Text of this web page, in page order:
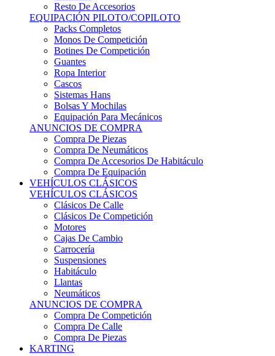
EQUIPACIÓN PILOTO/COPILOTO
Packs Completos
Monos De Competición
Botines De Competición
Guantes
Ropa Interior
Cascos
Sistemas Hans
Bolsas Y Mochilas
Equipación Para Mecánicos
ANUNCIOS DE COMPRA
Compra De Piezas
Compra De Neumáticos
Compra De Accesorios De Habitáculo
Compra De Equipación
VEHÍCULOS CLÁSICOS
VEHÍCULOS CLÁSICOS
Clásicos De Calle
Clásicos De Competición
Motores
Cajas De Cambio
Carrocería
Suspensiones
Habitáculo
Llantas
Neumáticos
ANUNCIOS DE COMPRA
Compra De Competición
Compra De Calle
Compra De Piezas
KARTING
KARTING